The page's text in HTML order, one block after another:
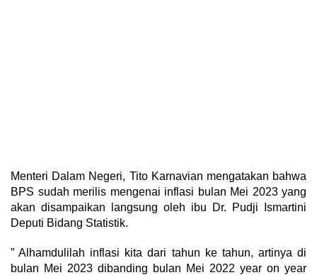
Menteri Dalam Negeri, Tito Karnavian mengatakan bahwa
BPS sudah merilis mengenai inflasi bulan Mei 2023 yang
akan disampaikan langsung oleh ibu Dr. Pudji Ismartini
Deputi Bidang Statistik.
” Alhamdulilah inflasi kita dari tahun ke tahun, artinya di
bulan Mei 2023 dibanding bulan Mei 2022 year on year